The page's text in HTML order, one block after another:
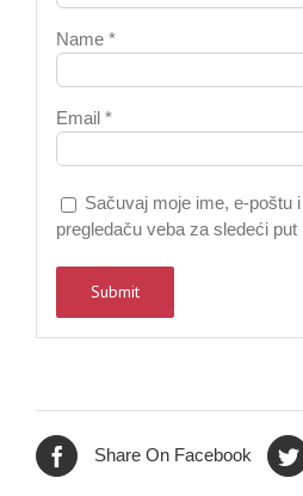
Name *
Email *
Sačuvaj moje ime, e-poštu
pregledaču veba za sledeći
Share On Facebook